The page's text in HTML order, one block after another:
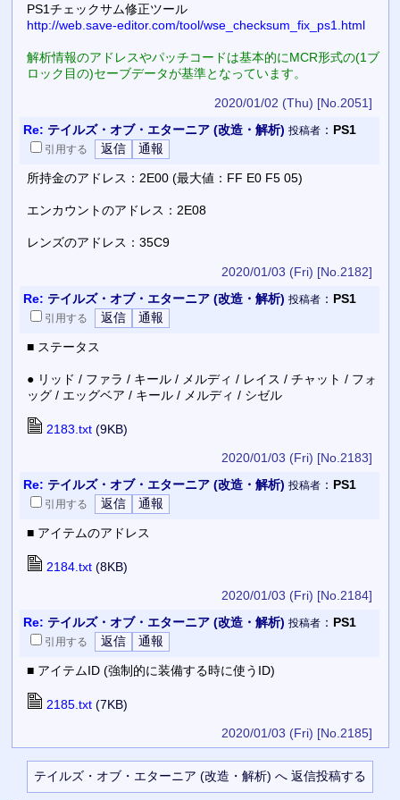
PS1チェックサム修正ツール
http://web.save-editor.com/tool/wse_checksum_fix_ps1.html
解析情報のアドレスやパッチコードは基本的にMCR形式の(1ブ
ロック目の)セーブデータが基準となっています。
2020/01/02 (Thu) [No.2051]
Re: テイルズ・オブ・エターニア (改造・解析) 投稿者： PS1
引用する
所持金のアドレス：2E00 (最大値：FF E0 F5 05)
エンカウントのアドレス：2E08
レンズのアドレス：35C9
2020/01/03 (Fri) [No.2182]
Re: テイルズ・オブ・エターニア (改造・解析) 投稿者： PS1
引用する
■ ステータス
● リッド / ファラ / キール / メルディ / レイス / チャット / フォ
ッグ / エッグベア / キール / メルディ / シゼル
2183.txt(9KB)
2020/01/03 (Fri) [No.2183]
Re: テイルズ・オブ・エターニア (改造・解析) 投稿者： PS1
引用する
■ アイテムのアドレス
2184.txt(8KB)
2020/01/03 (Fri) [No.2184]
Re: テイルズ・オブ・エターニア (改造・解析) 投稿者： PS1
引用する
■ アイテムID (強制的に装備する時に使うID)
2185.txt(7KB)
2020/01/03 (Fri) [No.2185]